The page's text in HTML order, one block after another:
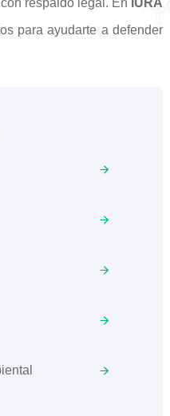
respaldo legal. En IURA
para ayudarte a defender